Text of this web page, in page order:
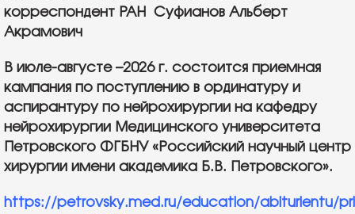
корреспондент РАН Суфианов Альберт
Акрамович
В июле-августе –2026 г. состоится приемная
кампания по поступлению в ординатуру и
аспирантуру по нейрохирургии на кафедру
нейрохирургии Медицинского университета
Петровского ФГБНУ «Российский научный центр
хирургии имени академика Б.В. Петровского».
https://petrovsky.med.ru/education/abiturientu/